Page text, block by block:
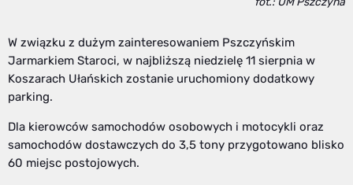
W związku z dużym zainteresowaniem Pszczyńskim
Jarmarkiem Staroci, w najbliższą niedzielę 11 sierpnia w
Koszarach Ułańskich zostanie uruchomiony dodatkowy
parking.
Dla kierowców samochodów osobowych i motocykli oraz
samochodów dostawczych do 3,5 tony przygotowano blisko
60 miejsc postojowych.